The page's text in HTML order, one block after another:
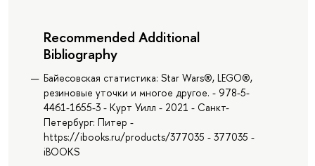
Recommended Additional
Bibliography
Байесовская статистика: Star Wars®, LEGO®,
резиновые уточки и многое другое. - 978-5-
4461-1655-3 - Курт Уилл - 2021 - Санкт-
Петербург: Питер -
https://ibooks.ru/products/377035 - 377035 -
iBOOKS